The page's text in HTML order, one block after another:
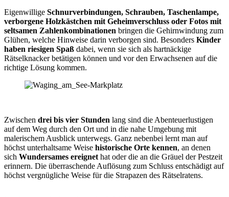
Eigenwillige Schnurverbindungen, Schrauben, Taschenlampe,
verborgene Holzkästchen mit Geheimverschluss oder Fotos mit
seltsamen Zahlenkombinationen bringen die Gehirnwindung zum
Glühen, welche Hinweise darin verborgen sind. Besonders Kinder
haben riesigen Spaß dabei, wenn sie sich als hartnäckige
Rätselknacker betätigen können und vor den Erwachsenen auf die
richtige Lösung kommen.
Zwischen drei bis vier Stunden lang sind die Abenteuerlustigen
auf dem Weg durch den Ort und in die nahe Umgebung mit
malerischem Ausblick unterwegs. Ganz nebenbei lernt man auf
höchst unterhaltsame Weise historische Orte kennen, an denen
sich Wundersames ereignet hat oder die an die Gräuel der Pestzeit
erinnern. Die überraschende Auflösung zum Schluss entschädigt auf
höchst vergnügliche Weise für die Strapazen des Rätselratens.